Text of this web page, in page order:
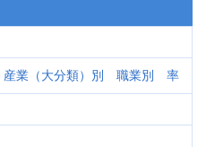
産業（大分類）別 職業別 率